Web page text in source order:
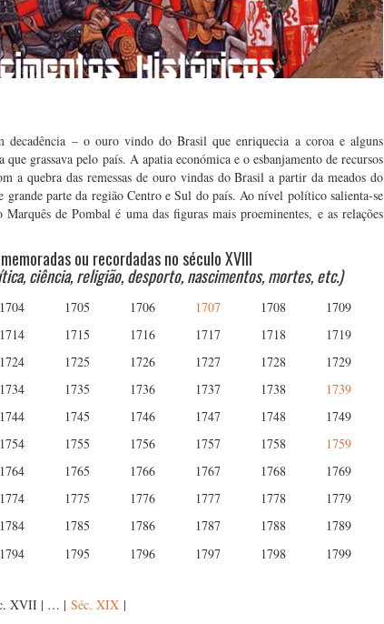
– o ouro vindo do Brasil que enriquecia a coroa e alguns
grassava pelo país. A apatia económica e o esbanjamento de recursos
a quebra das remessas de ouro vindas do Brasil a partir da meados do
parte da região Centro e Sul do país. Ao nível político salienta-se
de Pombal é uma das figuras mais proeminentes, e as relações
ou recordadas no século XVIII
ciência, religião, desporto, nascimentos, mortes, etc.)
1704 1705 1706 1707 1708
1709
1714 1715 1716 1717 1718
1719
1724 1725 1726 1727 1728
1729
1734 1735 1736 1737 1738
1739
1744 1745 1746 1747 1748
1749
1754 1755 1756 1757 1758
1759
1764 1765 1766 1767 1768
1769
1774 1775 1776 1777 1778
1779
1784 1785 1786 1787 1788
1789
1794 1795 1796 1797 1798 1799
XVII | … | Séc. XIX|